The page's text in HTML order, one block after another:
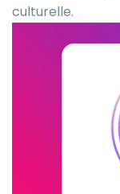
culturelle.